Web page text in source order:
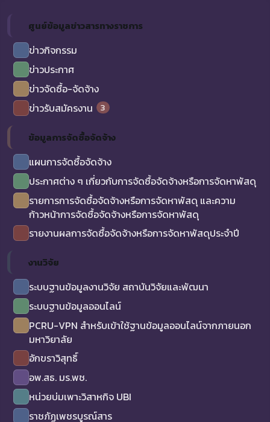
ศูนย์ข้อมูลข่าวสารทางราชการ
ข่าวกิจกรรม
ข่าวประกาศ
ข่าวจัดซื้อ-จัดจ้าง
ข่าวรับสมัครงาน
3
ข้อมูลการจัดซื้อจัดจ้าง
แผนการจัดซื้อจัดจ้าง
ประกาศต่าง ๆ เกี่ยวกับการจัดซื้อจัดจ้างหรือการจัดหาพัสดุ
รายการการจัดซื้อจัดจ้างหรือการจัดหาพัสดุ และความ
ก้าวหน้าการจัดซื้อจัดจ้างหรือการจัดหาพัสดุ
รายงานผลการจัดซื้อจัดจ้างหรือการจัดหาพัสดุประจำปี
งานวิจัย
ระบบฐานข้อมูลงานวิจัย สถาบันวิจัยและพัฒนา
ระบบฐานข้อมูลออนไลน์
PCRU-VPN สำหรับเข้าใช้ฐานข้อมูลออนไลน์จากภายนอก
มหาวิยาลัย
อักขราวิสุทธิ์
อพ.สธ. มร.พช.
หน่วยบ่มเพาะวิสาหกิจ UBI
ราชภัฏเพชรบูรณ์สาร